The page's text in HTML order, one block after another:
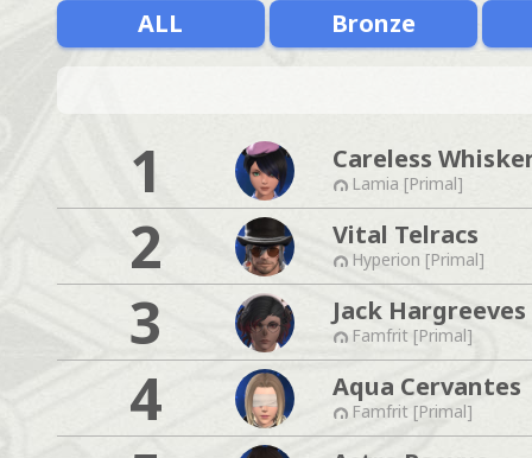
ALL Bronze
1 Careless
Lamia [Primal]
2 Vital Telracs
Hyperion [Primal]
3 Jack Hargreeves
Famfrit [Primal]
4 Aqua Cervantes
Famfrit [Primal]